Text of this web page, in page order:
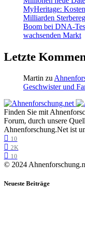
MyHeritage:
Milliarden
Boom bei DNA-
wachsenden Markt
Letzte
Martin zu
Geschwister und
Finden Sie mit
Forum, durch unsere
Ahnenforschung.Net ist
10
2K
10
© 2024
Neueste Beiträge